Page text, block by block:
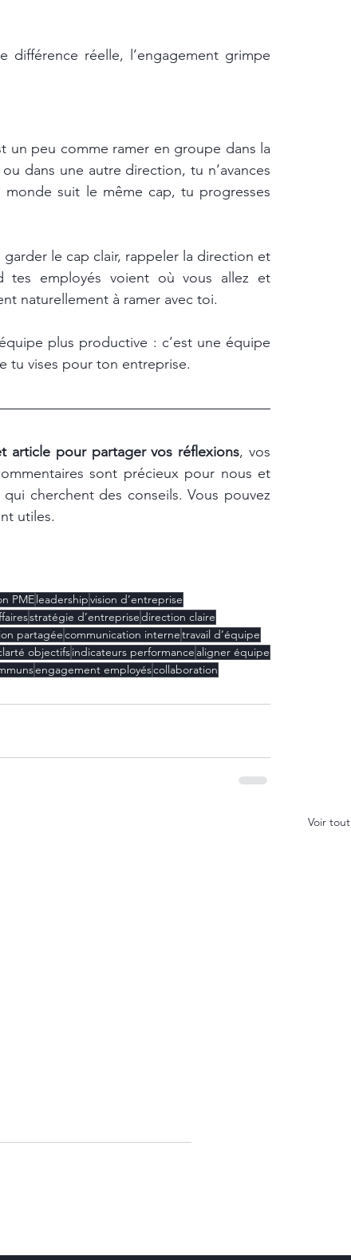
réelle, l’engagement grimpe
un peu comme ramer en groupe dans la
dans une autre direction, tu n’avances
suit le même cap, tu progresses
le cap clair, rappeler la direction et
tes employés voient où vous allez et
naturellement à ramer avec toi.
plus productive : c’est une équipe
tu vises pour ton entreprise.
article pour partager vos réflexions, vos
sont précieux pour nous et
cherchent des conseils. Vous pouvez
utiles.
PMEleadershipvision d’entreprise
stratégie d’entreprisedirection claire
partagéecommunication internetravail d’équipe
objectifsindicateurs performance aligner équipe
engagement employéscollaboration
Voir tout
plan
réalistes est la clé du succès